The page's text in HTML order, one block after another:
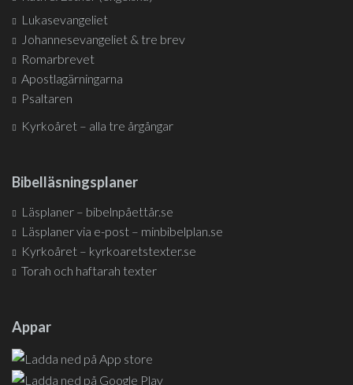
Lukasevangeliet
Johannesevangeliet & tre brev
Romarbrevet
Apostlagärningarna
Psaltaren
Kyrkoåret – alla tre årgångar
Bibelläsningsplaner
Läsplaner – bibelnpåettår.se
Läsplaner via e-post – minbibelplan.se
Kyrkoåret – kyrkoaretstexter.se
Torah och haftarah texter
Appar